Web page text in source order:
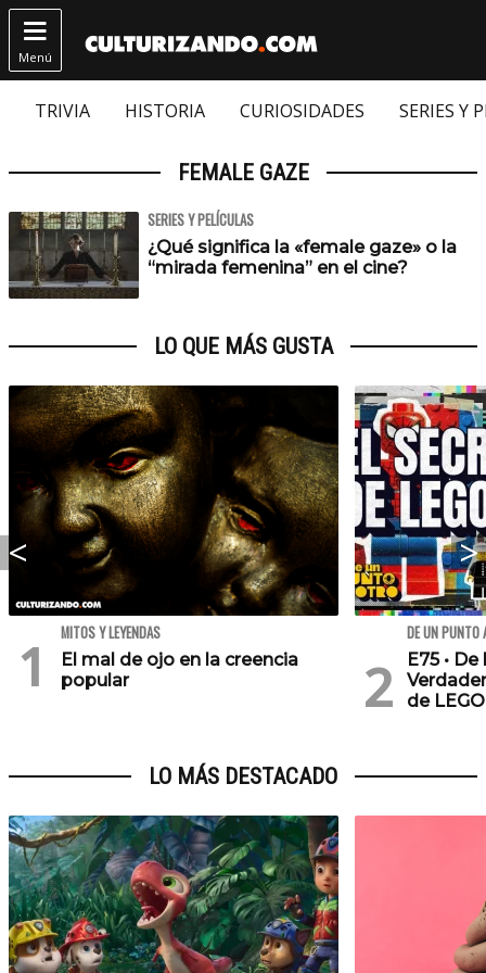

Menú
TRIVIA HISTORIA CURIOSIDADES SERIES Y
FEMALE GAZE
SERIES Y PELÍCULAS
¿Qué significa la «female gaze» o la
“mirada femenina” en el cine?
LO QUE MÁS GUSTA
MITOS Y LEYENDAS
El mal de ojo en la creencia
popular
DE UN PUNTO
E75 •
de
LO MÁS DESTACADO